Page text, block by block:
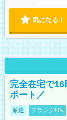
気になる！
完全在宅で
ポート／
派遣 ブランクOK